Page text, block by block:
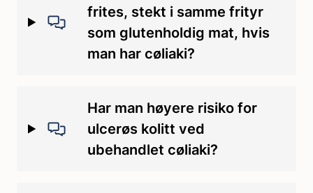
frites, stekt i samme frityr
som glutenholdig mat, hvis
man har cøliaki?
Har man høyere risiko for
ulcerøs kolitt ved
ubehandlet cøliaki?